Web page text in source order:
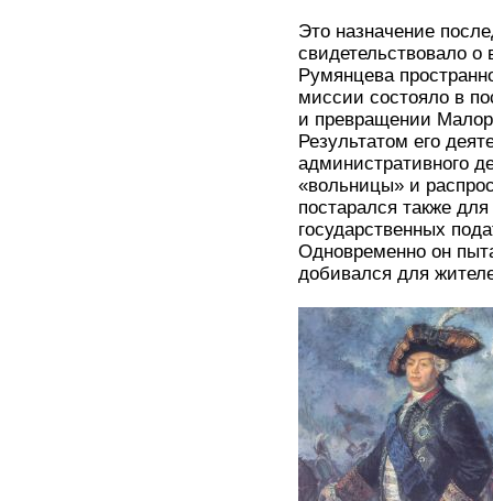
Это назначение
свидетельствовало
Румянцева
миссии состояло в
и превращении
Результатом его
административного
«вольницы» и
постарался также
государственных
Одновременно он
добивался для